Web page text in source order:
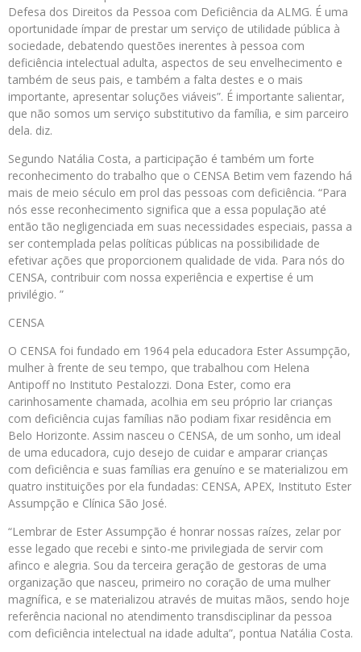
Defesa dos Direitos da Pessoa com Deficiência da ALMG. É uma
oportunidade ímpar de prestar um serviço de utilidade pública à
sociedade, debatendo questões inerentes à pessoa com
deficiência intelectual adulta, aspectos de seu envelhecimento e
também de seus pais, e também a falta destes e o mais
importante, apresentar soluções viáveis”. É importante salientar,
que não somos um serviço substitutivo da família, e sim parceiro
dela. diz.
Segundo Natália Costa, a participação é também um forte
reconhecimento do trabalho que o CENSA Betim vem fazendo há
mais de meio século em prol das pessoas com deficiência. “Para
nós esse reconhecimento significa que a essa população até
então tão negligenciada em suas necessidades especiais, passa a
ser contemplada pelas políticas públicas na possibilidade de
efetivar ações que proporcionem qualidade de vida. Para nós do
CENSA, contribuir com nossa experiência e expertise é um
privilégio. ”
CENSA
O CENSA foi fundado em 1964 pela educadora Ester Assumpção,
mulher à frente de seu tempo, que trabalhou com Helena
Antipoff no Instituto Pestalozzi. Dona Ester, como era
carinhosamente chamada, acolhia em seu próprio lar crianças
com deficiência cujas famílias não podiam fixar residência em
Belo Horizonte. Assim nasceu o CENSA, de um sonho, um ideal
de uma educadora, cujo desejo de cuidar e amparar crianças
com deficiência e suas famílias era genuíno e se materializou em
quatro instituições por ela fundadas: CENSA, APEX, Instituto Ester
Assumpção e Clínica São José.
“Lembrar de Ester Assumpção é honrar nossas raízes, zelar por
esse legado que recebi e sinto-me privilegiada de servir com
afinco e alegria. Sou da terceira geração de gestoras de uma
organização que nasceu, primeiro no coração de uma mulher
magnífica, e se materializou através de muitas mãos, sendo hoje
referência nacional no atendimento transdisciplinar da pessoa
com deficiência intelectual na idade adulta”, pontua Natália Costa.